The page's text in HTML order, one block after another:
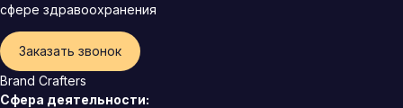
сфере здравоохранения
Заказать звонок
Brand Crafters
Сфера деятельности: